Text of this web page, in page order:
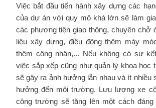
Việc bắt đầu tiến hành xây dựng các
của dự án với quy mô khá lớn sẽ làm
các phương tiện giao thông, chuyên chở
liệu xây dựng, điều động thêm máy
thêm công nhân,... Nếu không có sự
việc sắp xếp cũng như quản lý khoa học
sẽ gây ra ảnh hưởng lẫn nhau và ít nhiều
hưởng đến môi trường. Lưu lượng xe
công trường sẽ tăng lên một cách